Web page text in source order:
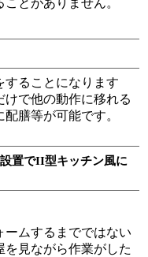
とがありません。
することになります
で他の動作に移れる
膳等が可能です。
置でII型キッチン風に
ムするまでではない
見ながら作業がした